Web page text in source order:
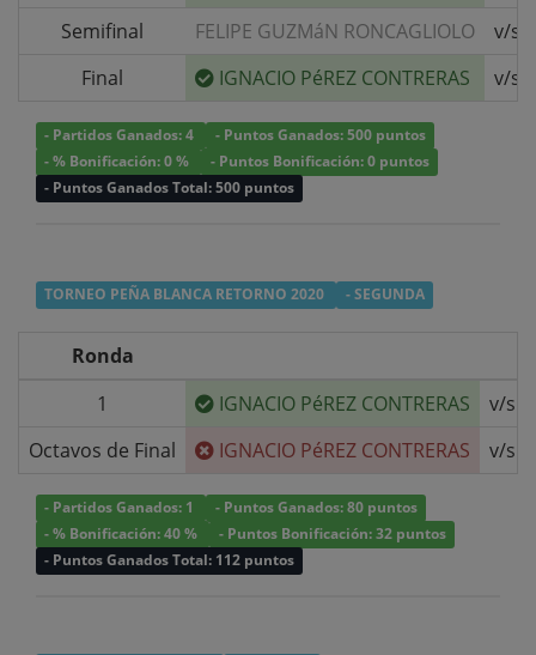
Semifinal
FELIPE GUZMáN RONCAGLIOLO
v/s
Final
IGNACIO PéREZ CONTRERAS v/s
- Partidos Ganados: 4
- Puntos Ganados: 500 puntos
- % Bonificación: 0 %
- Puntos Bonificación: 0 puntos
- Puntos Ganados Total: 500 puntos
TORNEO PEÑA BLANCA RETORNO 2020 - SEGUNDA
Ronda
1
IGNACIO PéREZ CONTRERAS v/s
Octavos de Final
IGNACIO PéREZ CONTRERAS v/s
- Partidos Ganados: 1
- Puntos Ganados: 80 puntos
- % Bonificación: 40 %
- Puntos Bonificación: 32 puntos
- Puntos Ganados Total: 112 puntos